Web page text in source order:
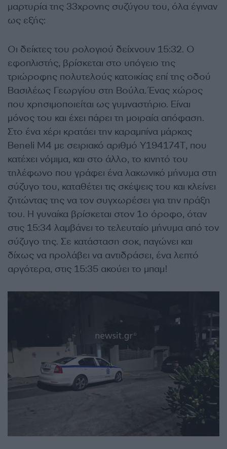
μαρτυρία της 33χρονης συζύγου του, όλα έγιναν
ως εξής:
Οι δείκτες του ρολογιού δείχνουν 15:32. Ο
εφοπλιστής, βρίσκεται στο υπόγειο της
τριώροφης πολυτελούς κατοικίας επί της οδού
Βασιλέως Γεωργίου στη Βούλα. Ένας χώρος
που χρησιμοποιείται ως γυμναστήριο. Είναι
μόνος του και έχει πάρει τη μοιραία απόφαση.
Στο ένα χέρι κρατάει την καραμπίνα μάρκας
Beneli M4 με σειριακό αριθμό Υ194174Τ, που
κατέχει νόμιμα, και στο άλλο, το κινητό του
τηλέφωνο που γράφει ένα λακωνικό μήνυμα στη
σύζυγο του, καταθέτει τις σκέψεις του και κλείνει
ζητώντας της να τον συγχωρέσει για την πράξη
του. Η γυναίκα βρίσκεται στον 1ο όροφο, όταν
στις 15:34 λαμβάνει το τελευταίο μήνυμα από τον
σύζυγο της. Σε κατάσταση σοκ, παγώνει και
δίχως να προλάβει να αντιδράσει, ένα λεπτό
αργότερα, στις 15:35 ακούει το μπαμ!